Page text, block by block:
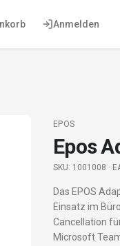
Anmelden
EPOS
Epos
SKU: 1001008 ·
Das EPOS
Einsatz im
Cancellation
Microsoft